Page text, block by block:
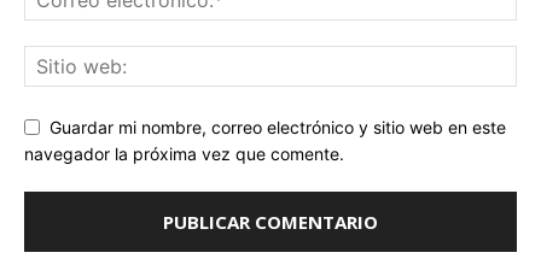
Guardar mi nombre, correo electrónico y sitio web en este
navegador la próxima vez que comente.